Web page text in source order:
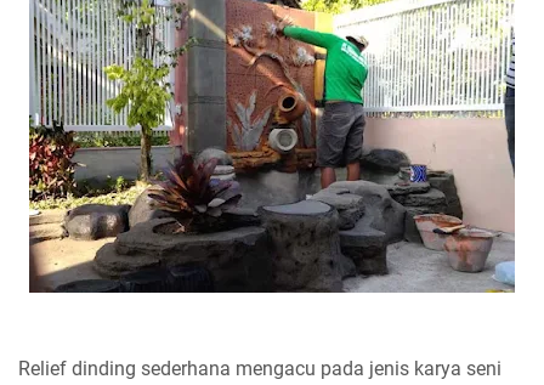
Relief dinding sederhana mengacu pada jenis karya seni